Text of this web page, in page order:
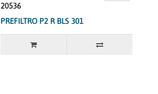
20536
PREFILTRO P2 R BLS 301